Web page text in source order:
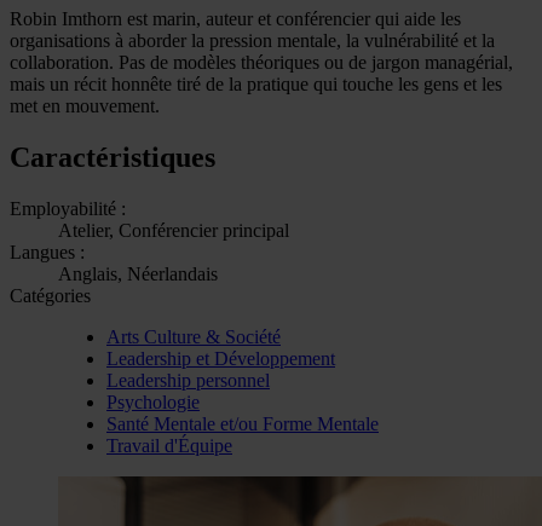
Robin Imthorn est marin, auteur et conférencier qui aide les
organisations à aborder la pression mentale, la vulnérabilité et la
collaboration. Pas de modèles théoriques ou de jargon managérial,
mais un récit honnête tiré de la pratique qui touche les gens et les
met en mouvement.
Caractéristiques
Employabilité :
Atelier, Conférencier principal
Langues :
Anglais, Néerlandais
Catégories
Arts Culture & Société
Leadership et Développement
Leadership personnel
Psychologie
Santé Mentale et/ou Forme Mentale
Travail d'Équipe